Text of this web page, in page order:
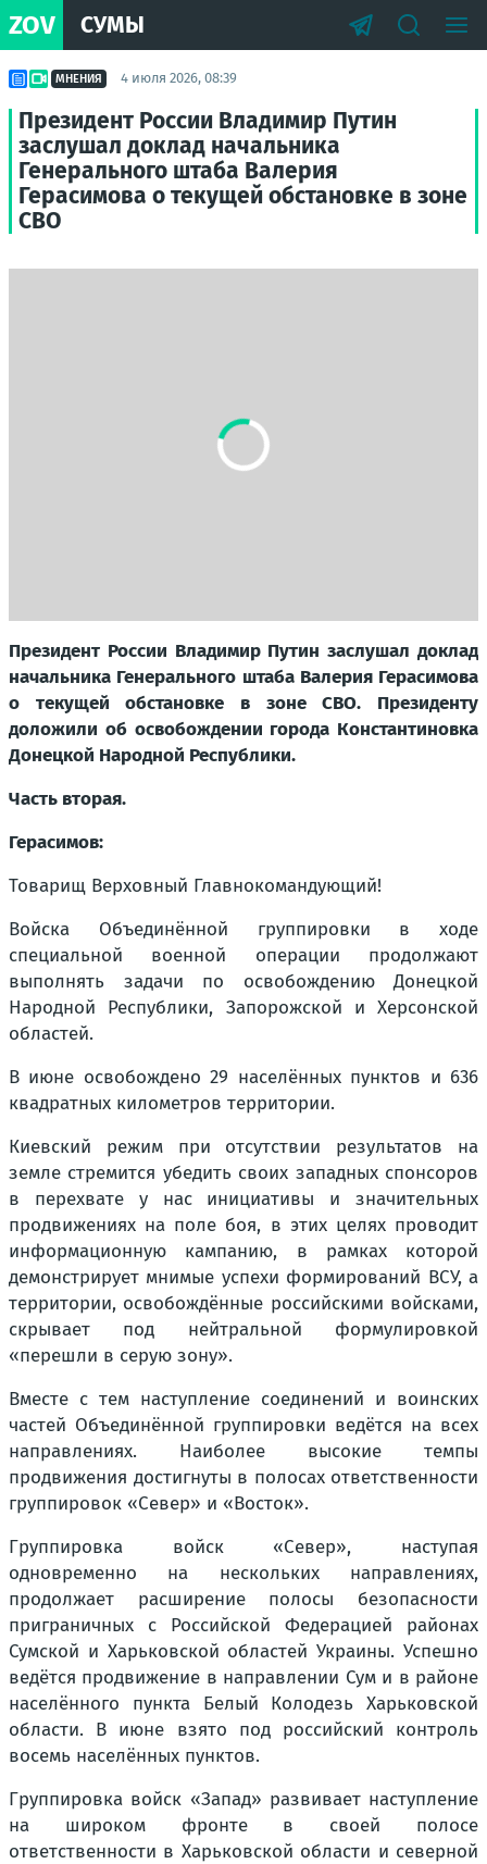
ZOV СУМЫ
МНЕНИЯ 4 июля 2026, 08:39
Президент России Владимир Путин
заслушал доклад начальника
Генерального штаба Валерия
Герасимова о текущей обстановке в зоне
СВО
Президент России Владимир Путин заслушал доклад
начальника Генерального штаба Валерия Герасимова
о текущей обстановке в зоне СВО. Президенту
доложили об освобождении города Константиновка
Донецкой Народной Республики.
Часть вторая.
Герасимов:
Товарищ Верховный Главнокомандующий!
Войска Объединённой группировки в ходе
специальной военной операции продолжают
выполнять задачи по освобождению Донецкой
Народной Республики, Запорожской и Херсонской
областей.
В июне освобождено 29 населённых пунктов и 636
квадратных километров территории.
Киевский режим при отсутствии результатов на
земле стремится убедить своих западных спонсоров
в перехвате у нас инициативы и значительных
продвижениях на поле боя, в этих целях проводит
информационную кампанию, в рамках которой
демонстрирует мнимые успехи формирований ВСУ, а
территории, освобождённые российскими войсками,
скрывает под нейтральной формулировкой
«перешли в серую зону».
Вместе с тем наступление соединений и воинских
частей Объединённой группировки ведётся на всех
направлениях. Наиболее высокие темпы
продвижения достигнуты в полосах ответственности
группировок «Север» и «Восток».
Группировка войск «Север», наступая
одновременно на нескольких направлениях,
продолжает расширение полосы безопасности
приграничных с Российской Федерацией районах
Сумской и Харьковской областей Украины. Успешно
ведётся продвижение в направлении Сум и в районе
населённого пункта Белый Колодезь Харьковской
области. В июне взято под российский контроль
восемь населённых пунктов.
Группировка войск «Запад» развивает наступление
на широком фронте в своей полосе
ответственности в Харьковской области и северной